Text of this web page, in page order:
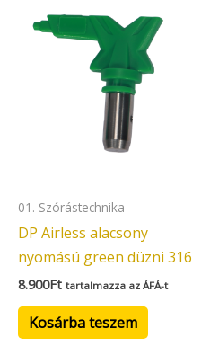
01. Szórástechnika
DP Airless alacsony
nyomású green düzni 316
8.900Ft tartalmazza az ÁFÁ-t
Kosárba teszem